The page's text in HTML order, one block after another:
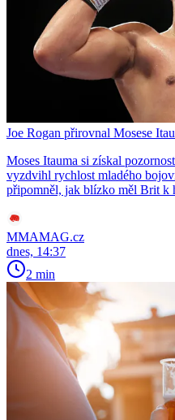
Joe Rogan přirovnal Mosese
Moses Itauma si získal
vyzdvihl rychlost mladého
připomněl, jak blízko měl Brit k
MMAMAG.cz
dnes, 14:37
2 min